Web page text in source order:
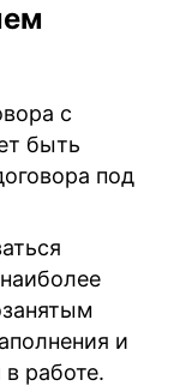
с
быть
под
и
работе.